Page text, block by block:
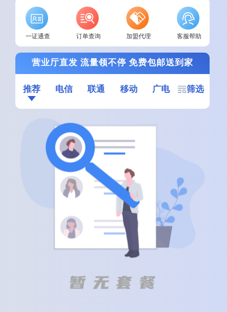
一证通查 订单查询 加盟代理 客服帮助
营业厅直发 流量领不停 免费包邮送到家
推荐 电信 联通 移动 广电 筛选